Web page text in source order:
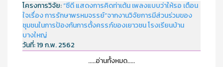
โครงการวิจัย:“ซีดี แสดงการคิดท่าเต้น เพลงแบบว่าให้รอ เตือน
ใจเรื่อง การรักษาพรหมจรรย์”จากงานวิจัยการมีส่วนร่วมของ
ชุมชนในการป้องกันการตั้งครรภ์ของเยาวชน โรงเรียนบ้าน
บางใหญ่
วันที่:19 ก.พ. 2562
.....อ่านทั้งหมด.....